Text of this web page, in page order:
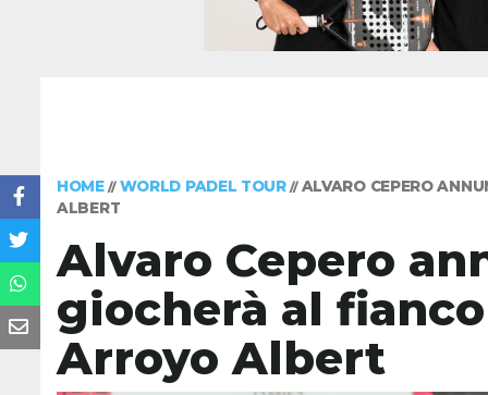
HOME// WORLD PADEL TOUR// ALVARO CEPERO
ALBERT
Alvaro Cepero
giocherà al
Arroyo Albert